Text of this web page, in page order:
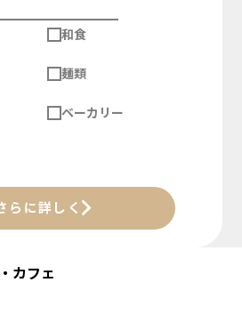
和食
麺類
ベーカリー
らに詳しく
カフェ